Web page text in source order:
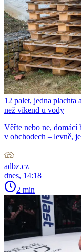
12 palet, jedna plachta
než víkend u vody
Věřte nebo ne, domácí
v obchodech – levně,
adbz.cz
dnes, 14:18
2 min